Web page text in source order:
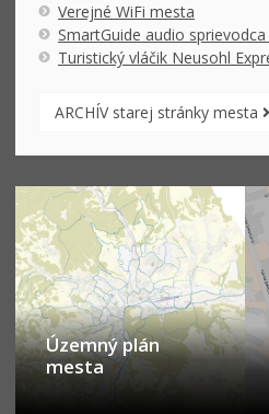
Verejné WiFi mesta
SmartGuide audio sprievodca
Turistický vláčik Neusohl
ARCHÍV starej stránky mesta
Územný plán
mesta